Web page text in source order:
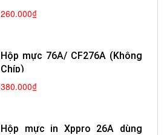
260.000₫
Hộp mực 76A/ CF276A (Không
Chíp)
380.000₫
Hộp mực in Xppro 26A dùng